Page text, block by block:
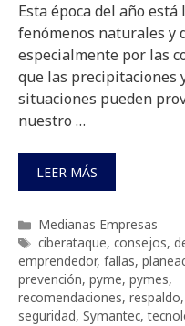
Esta época del año está
fenómenos naturales y
especialmente por las
que las precipitaciones
situaciones pueden
nuestro …
LEER MÁS
Categorías
Medianas Empresas
Etiquetas
ciberataque, consejos,
emprendedor, fallas,
prevención, pyme, pymes,
recomendaciones, respaldo,
seguridad, Symantec,